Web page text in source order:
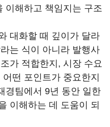
이해하고 책임지는 구조
대화할 때 깊이가 달라
는 식이 아니라 발행사
가 적합한지, 시장 수요
떤 포인트가 중요한지
경팀에서 9년 동안 일한
이해하는 데 도움이 되